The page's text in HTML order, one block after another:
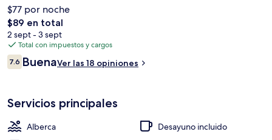
$77 por noche
El
precio
total
es
de
$89 en total
2 sept - 3 sept
Total con impuestos y cargos
Opiniones
7.67.6 de 10,
BuenaVer las 18 opiniones
Servicios principales
Alberca
Desayuno incluido